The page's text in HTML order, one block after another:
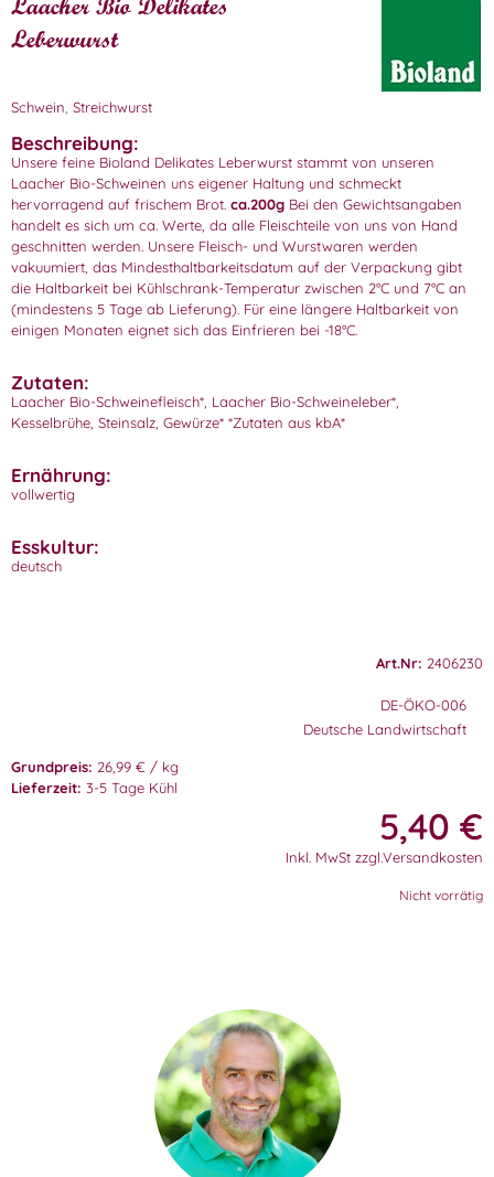
Laacher Bio Delikates
Leberwurst
Schwein Streichwurst
Beschreibung:
Unsere feine Bioland Delikates Leberwurst stammt von unseren
Laacher Bio-Schweinen uns eigener Haltung und schmeckt
hervorragend auf frischem Brot. ca.200g Bei den Gewichtsangaben
handelt es sich um ca. Werte, da alle Fleischteile von uns von Hand
geschnitten werden. Unsere Fleisch- und Wurstwaren werden
vakuumiert, das Mindesthaltbarkeitsdatum auf der Verpackung gibt
die Haltbarkeit bei Kühlschrank-Temperatur zwischen 2°C und 7°C an
(mindestens 5 Tage ab Lieferung). Für eine längere Haltbarkeit von
einigen Monaten eignet sich das Einfrieren bei -18°C.
Zutaten:
Laacher Bio-Schweinefleisch*, Laacher Bio-Schweineleber*,
Kesselbrühe, Steinsalz, Gewürze* *Zutaten aus kbA*
Ernährung:
vollwertig
Esskultur:
deutsch
Art.Nr: 2406230
DE-ÖKO-006
Deutsche Landwirtschaft
Grundpreis: 26,99 € / kg
Lieferzeit: 3-5 Tage Kühl
5,40 €
Inkl. MwSt zzgl.Versandkosten
Nicht vorrätig